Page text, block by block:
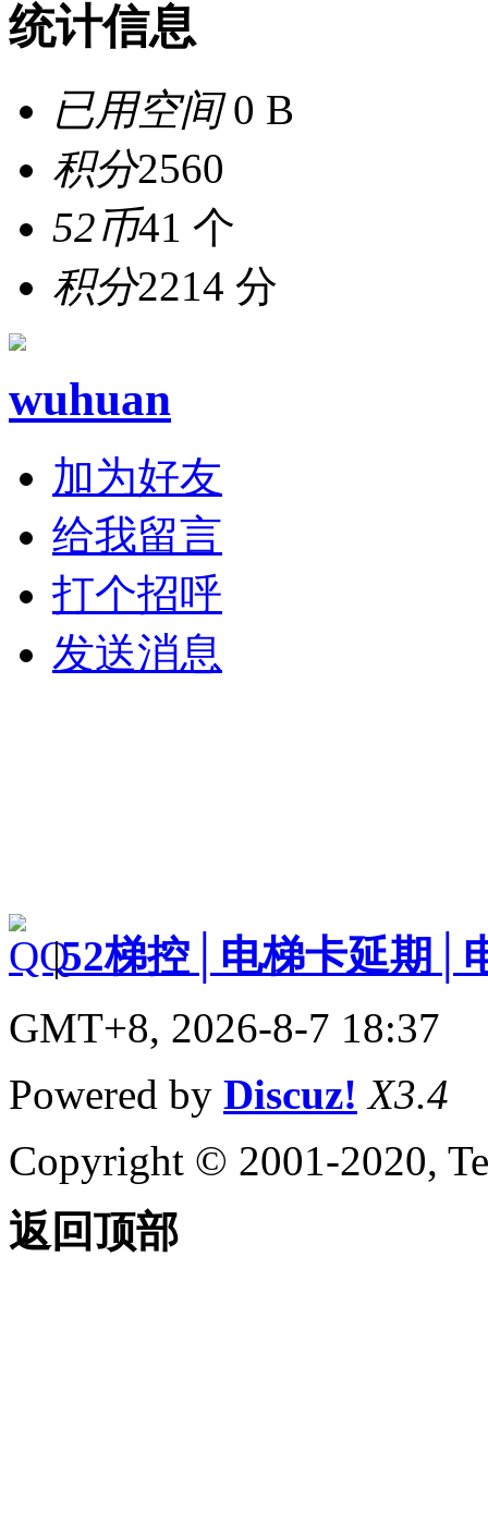
统计信息
已用空间0 B
积分2560
52币41 个
积分2214 分
wuhuan
加为好友
给我留言
打个招呼
发送消息
|52梯控│电梯卡延期│
GMT+8, 2026-8-7 18:37
Powered by Discuz! X3.4
Copyright © 2001-2020,
返回顶部